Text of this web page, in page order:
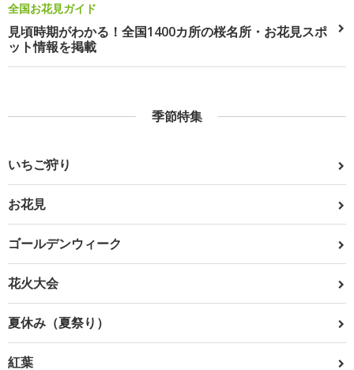
全国お花見ガイド
見頃時期がわかる！全国1400カ所の桜名所・お花見スポ
ット情報を掲載
季節特集
いちご狩り
お花見
ゴールデンウィーク
花火大会
夏休み（夏祭り）
紅葉